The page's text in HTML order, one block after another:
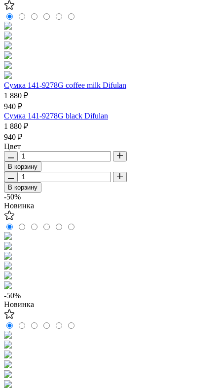
Сумка 141-9278G coffee milk Difulan
1 880 ₽
940 ₽
Сумка 141-9278G black Difulan
1 880 ₽
940 ₽
Цвет
В корзину
В корзину
-50%
Новинка
-50%
Новинка